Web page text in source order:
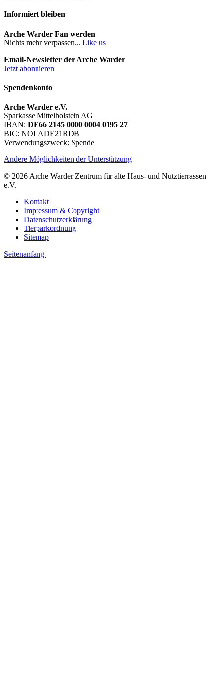
Informiert bleiben
Arche Warder Fan werden
Nichts mehr verpassen... Like us
Email-Newsletter der Arche Warder
Jetzt abonnieren
Spendenkonto
Arche Warder e.V.
Sparkasse Mittelholstein AG
IBAN: DE66 2145 0000 0004 0195 27
BIC: NOLADE21RDB
Verwendungszweck: Spende
Andere Möglichkeiten der Unterstützung
© 2026 Arche Warder Zentrum für alte Haus- und Nutztierrassen
e.V.
Kontakt
Impressum & Copyright
Datenschutzerklärung
Tierparkordnung
Sitemap
Seitenanfang